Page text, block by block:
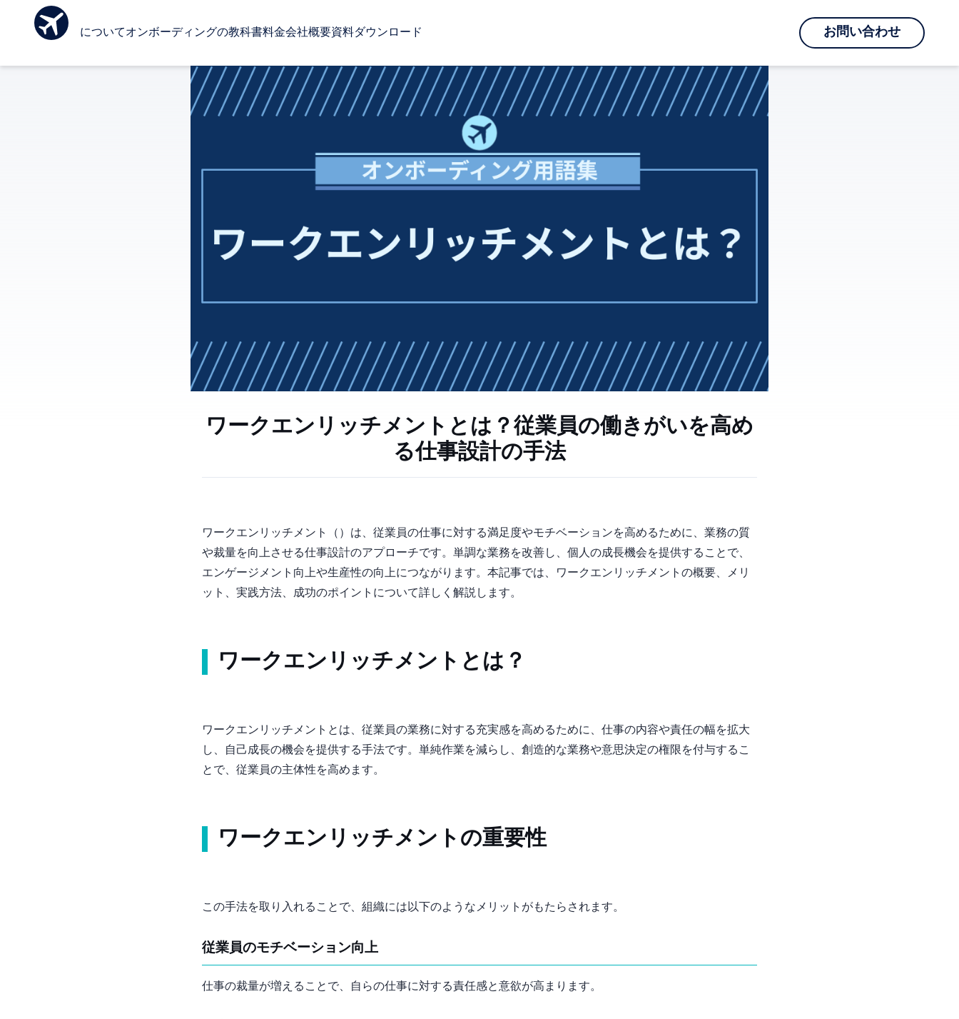
Ombo についてオンボーディングの教科書料金会社概要資料ダウンロード お問い合わせ
ワークエンリッチメントとは？従業員の働きがいを高め
る仕事設計の手法
ワークエンリッチメント（Work Enrichment）は、従業員の仕事に対する満足度やモチベーションを高めるために、業務の質
や裁量を向上させる仕事設計のアプローチです。単調な業務を改善し、個人の成長機会を提供することで、
エンゲージメント向上や生産性の向上につながります。本記事では、ワークエンリッチメントの概要、メリ
ット、実践方法、成功のポイントについて詳しく解説します。
ワークエンリッチメントとは？
ワークエンリッチメントとは、従業員の業務に対する充実感を高めるために、仕事の内容や責任の幅を拡大
し、自己成長の機会を提供する手法です。単純作業を減らし、創造的な業務や意思決定の権限を付与するこ
とで、従業員の主体性を高めます。
ワークエンリッチメントの重要性
この手法を取り入れることで、組織には以下のようなメリットがもたらされます。
従業員のモチベーション向上
仕事の裁量が増えることで、自らの仕事に対する責任感と意欲が高まります。